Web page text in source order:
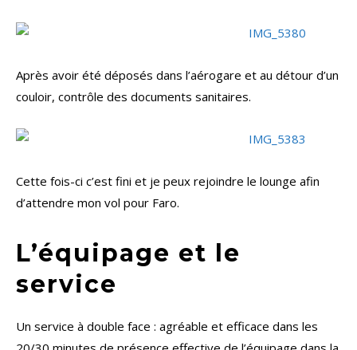
Après avoir été déposés dans l’aérogare et au détour d’un
couloir, contrôle des documents sanitaires.
Cette fois-ci c’est fini et je peux rejoindre le lounge afin
d’attendre mon vol pour Faro.
L’équipage et le
service
Un service à double face : agréable et efficace dans les